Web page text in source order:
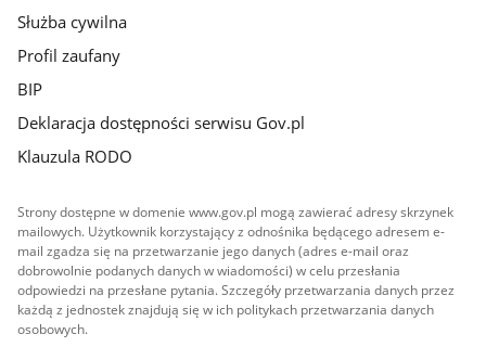
Służba cywilna
Profil zaufany
BIP
Deklaracja dostępności serwisu Gov.pl
Klauzula RODO
Strony dostępne w domenie www.gov.pl mogą zawierać adresy skrzynek
mailowych. Użytkownik korzystający z odnośnika będącego adresem e-
mail zgadza się na przetwarzanie jego danych (adres e-mail oraz
dobrowolnie podanych danych w wiadomości) w celu przesłania
odpowiedzi na przesłane pytania. Szczegóły przetwarzania danych przez
każdą z jednostek znajdują się w ich politykach przetwarzania danych
osobowych.